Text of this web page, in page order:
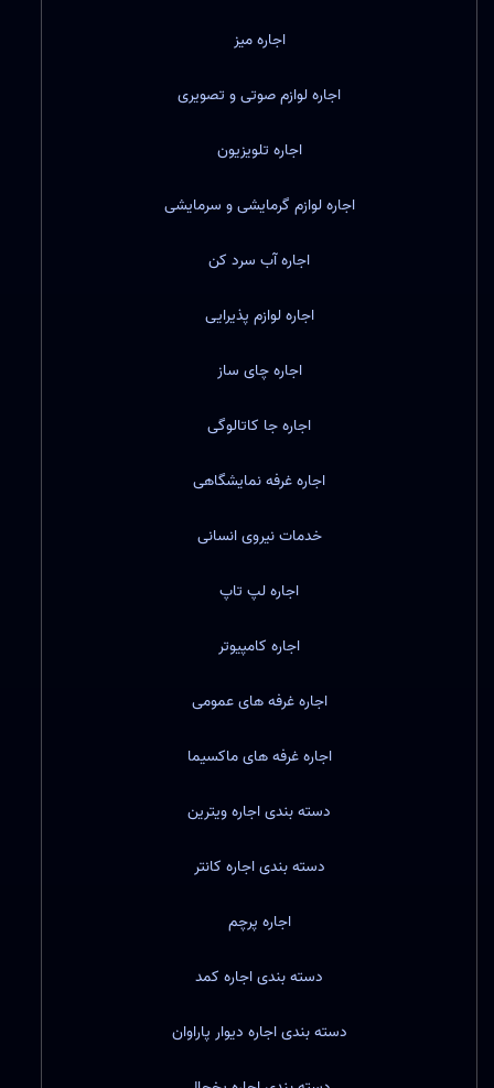
اجاره میز
اجاره لوازم صوتی و تصویری
اجاره تلویزیون
اجاره لوازم گرمایشی و سرمایشی
اجاره آب سرد کن
اجاره لوازم پذیرایی
اجاره چای ساز
اجاره جا کاتالوگی
اجاره غرفه نمایشگاهی
خدمات نیروی انسانی
اجاره لپ تاپ
اجاره کامپیوتر
اجاره غرفه های عمومی
اجاره غرفه های ماکسیما
دسته بندی اجاره ویترین
دسته بندی اجاره کانتر
اجاره پرچم
دسته بندی اجاره کمد
دسته بندی اجاره دیوار پاراوان